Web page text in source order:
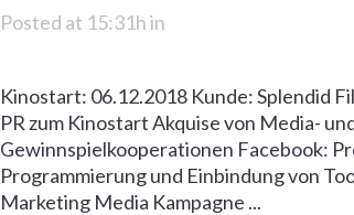
Posted at 15:31hin
Kinostart: 06.12.2018 Kunde: Splendid
PR zum Kinostart Akquise von Media-
Gewinnspielkooperationen Facebook:
Programmierung und Einbindung von
Marketing Media Kampagne ...